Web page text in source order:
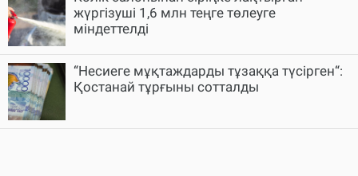
жүргізуші 1,6 млн теңге төлеуге
міндеттелді
“Несиеге мұқтаждарды тұзаққа түсірген“:
Қостанай тұрғыны сотталды